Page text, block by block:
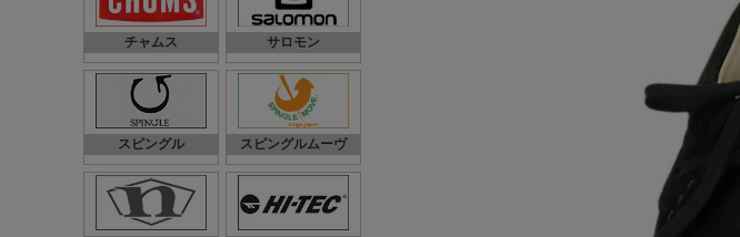
チャムス サロモン
スピングル スピングルムーヴ